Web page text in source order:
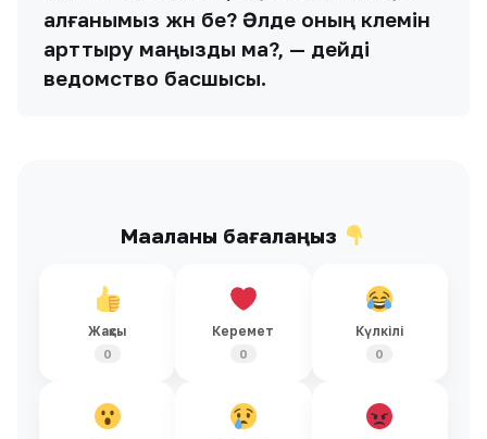
алғанымыз жөн бе? Әлде оның көлемін
арттыру маңызды ма?, — дейді
ведомство басшысы.
Мақаланы бағалаңыз
Жақсы
0
Керемет
0
Күлкілі
0